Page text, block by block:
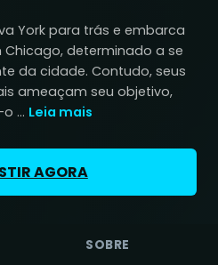
York para trás e embarca
determinado a se
da cidade. Contudo, seus
ameaçam seu objetivo,
... Leia mais
AGORA
SOBRE